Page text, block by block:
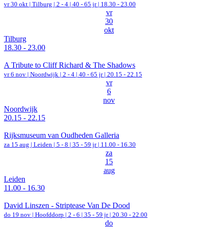
vr 30 okt | Tilburg | 2 - 4 | 40 - 65 jr | 18.30 - 23.00
vr
30
okt
Tilburg
18.30 - 23.00
A Tribute to Cliff Richard & The Shadows
vr 6 nov | Noordwijk | 2 - 4 | 40 - 65 jr | 20.15 - 22.15
vr
6
nov
Noordwijk
20.15 - 22.15
Rijksmuseum van Oudheden Galleria
za 15 aug | Leiden | 5 - 8 | 35 - 59 jr | 11.00 - 16.30
za
15
aug
Leiden
11.00 - 16.30
David Linszen - Striptease Van De Dood
do 19 nov | Hoofddorp | 2 - 6 | 35 - 59 jr | 20.30 - 22.00
do